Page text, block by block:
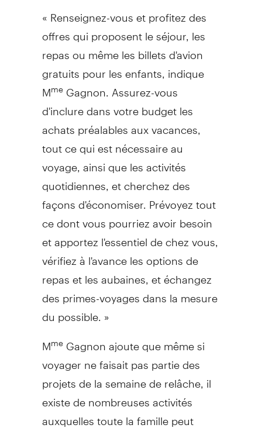
« Renseignez-vous et profitez des
offres qui proposent le séjour, les
repas ou même les billets d'avion
gratuits pour les enfants, indique
MmeGagnon. Assurez-vous
d'inclure dans votre budget les
achats préalables aux vacances,
tout ce qui est nécessaire au
voyage, ainsi que les activités
quotidiennes, et cherchez des
façons d'économiser. Prévoyez tout
ce dont vous pourriez avoir besoin
et apportez l'essentiel de chez vous,
vérifiez à l'avance les options de
repas et les aubaines, et échangez
des primes-voyages dans la mesure
du possible. »
MmeGagnon ajoute que même si
voyager ne faisait pas partie des
projets de la semaine de relâche, il
existe de nombreuses activités
auxquelles toute la famille peut